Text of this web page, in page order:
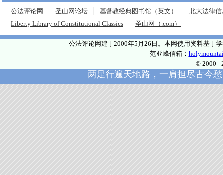
公法评论网 圣山网论坛 基督教经典图书馆（英文）
北大法律信
Liberty Library of Constitutional Classics
圣山网（.com）
公法评论网建于2000年5月26日。本网使用资料基于
范亚峰信箱：
© 2000 -
两足行遍天地路，一肩担尽古今